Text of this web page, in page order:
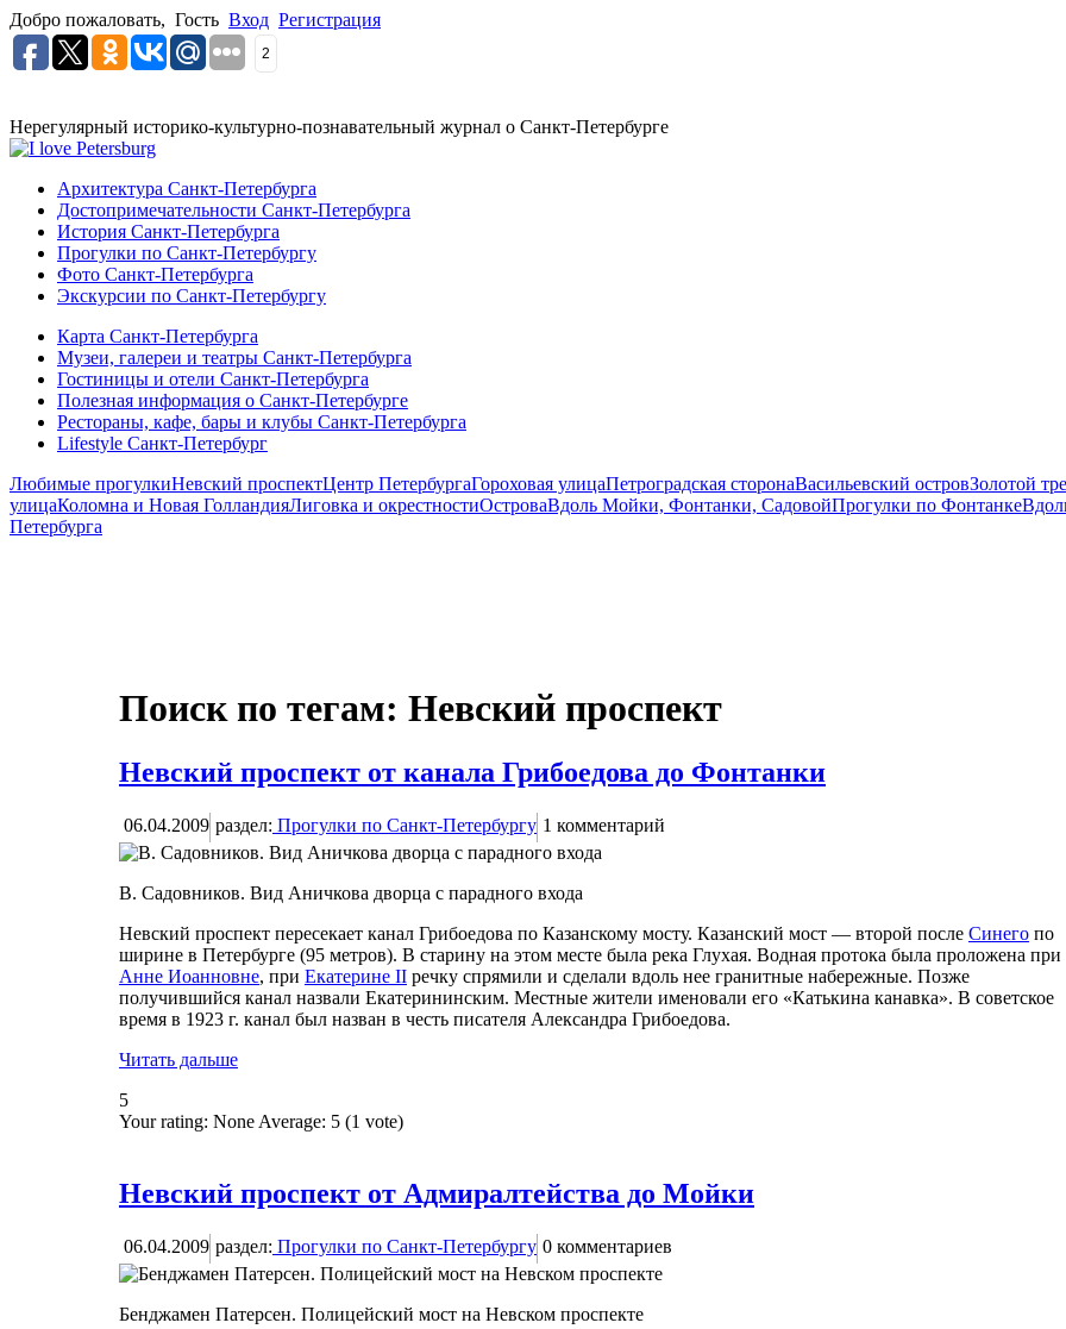
Добро пожаловать, Гость Вход Регистрация
2
Нерегулярный историко-культурно-познавательный журнал о Санкт-Петербурге
Архитектура Санкт-Петербурга
Достопримечательности Санкт-Петербурга
История Санкт-Петербурга
Прогулки по Санкт-Петербургу
Фото Санкт-Петербурга
Экскурсии по Санкт-Петербургу
Карта Санкт-Петербурга
Музеи, галереи и театры Санкт-Петербурга
Гостиницы и отели Санкт-Петербурга
Полезная информация о Санкт-Петербурге
Рестораны, кафе, бары и клубы Санкт-Петербурга
Lifestyle Санкт-Петербург
Любимые прогулкиНевский проспектЦентр ПетербургаГороховая улицаПетроградская сторонаВасильевский островЗолотой
улицаКоломна и Новая ГолландияЛиговка и окрестностиОстроваВдоль Мойки, Фонтанки, СадовойПрогулки по Фонтанке
Петербурга
Поиск по тегам: Невский проспект
Невский проспект от канала Грибоедова до Фонтанки
06.04.2009 раздел: Прогулки по Санкт-Петербургу 1 комментарий
В. Садовников. Вид Аничкова дворца с парадного входа
Невский проспект пересекает канал Грибоедова по Казанскому мосту. Казанский мост — второй после Синего по
ширине в Петербурге (95 метров). В старину на этом месте была река Глухая. Водная протока была проложена при
Анне Иоанновне, при Екатерине II речку спрямили и сделали вдоль нее гранитные набережные. Позже
получившийся канал назвали Екатерининским. Местные жители именовали его «Катькина канавка». В советское
время в 1923 г. канал был назван в честь писателя Александра Грибоедова.
Читать дальше
5
Your rating: None Average: 5 (1 vote)
Невский проспект от Адмиралтейства до Мойки
06.04.2009 раздел: Прогулки по Санкт-Петербургу 0 комментариев
Бенджамен Патерсен. Полицейский мост на Невском проспекте